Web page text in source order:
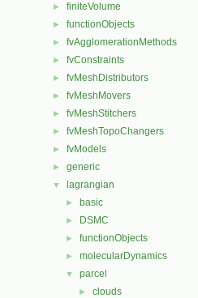
► finiteVolume
► functionObjects
► fvAgglomerationMethods
► fvConstraints
► fvMeshDistributors
► fvMeshMovers
► fvMeshStitchers
► fvMeshTopoChangers
► fvModels
► generic
▼ lagrangian
► basic
► DSMC
► functionObjects
► molecularDynamics
▼ parcel
► clouds